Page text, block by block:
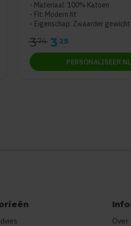
Materiaal: 100% Katoen
Fit: Modern fit
Eigenschap: Zwaarder gewicht
374 3 25
PERSONALISEER